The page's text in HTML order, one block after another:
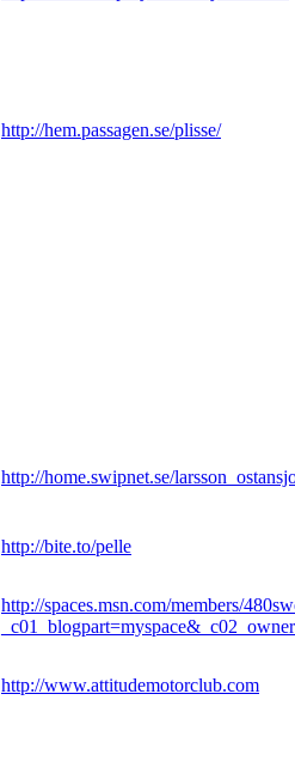
http://hem.passagen.se/plisse/
http://home.swipnet.se/
http://bite.to/pelle
http://spaces.msn.com/members/
http://www.attitudemotorclub.com